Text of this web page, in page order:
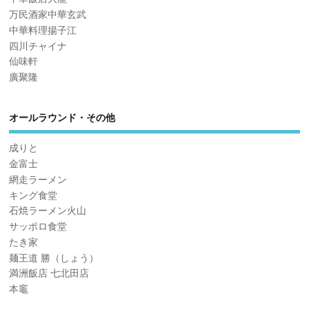
万民酒家中華玄武
中華料理揚子江
四川チャイナ
仙味軒
廣聚隆
オールラウンド・その他
成りと
金富士
網走ラーメン
キング食堂
石焼ラーメン火山
サッポロ食堂
たき家
麺王道 勝（しょう）
満洲飯店 七北田店
本竈